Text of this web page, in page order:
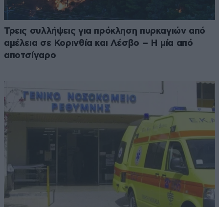
Τρεις συλλήψεις για πρόκληση πυρκαγιών από
αμέλεια σε Κορινθία και Λέσβο – Η μία από
αποτσίγαρο